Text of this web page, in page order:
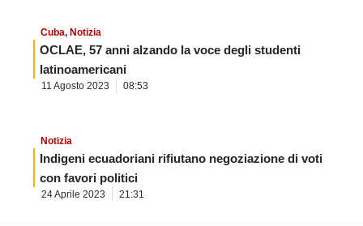
Cuba, Notizia
OCLAE, 57 anni alzando la voce degli studenti
latinoamericani
11 Agosto 2023 08:53
Notizia
Indigeni ecuadoriani rifiutano negoziazione di voti
con favori politici
24 Aprile 2023 21:31